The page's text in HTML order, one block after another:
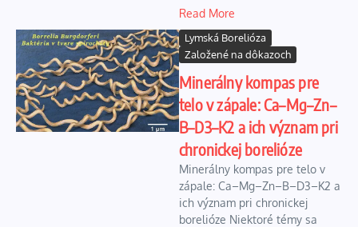
Read More
Lymská Borelióza
Založené na dôkazoch
Minerálny kompas pre
telo v zápale: Ca–Mg–Zn–
B–D3–K2 a ich význam pri
chronickej borelióze
Minerálny kompas pre telo v
zápale: Ca–Mg–Zn–B–D3–K2 a
ich význam pri chronickej
borelióze Niektoré témy sa